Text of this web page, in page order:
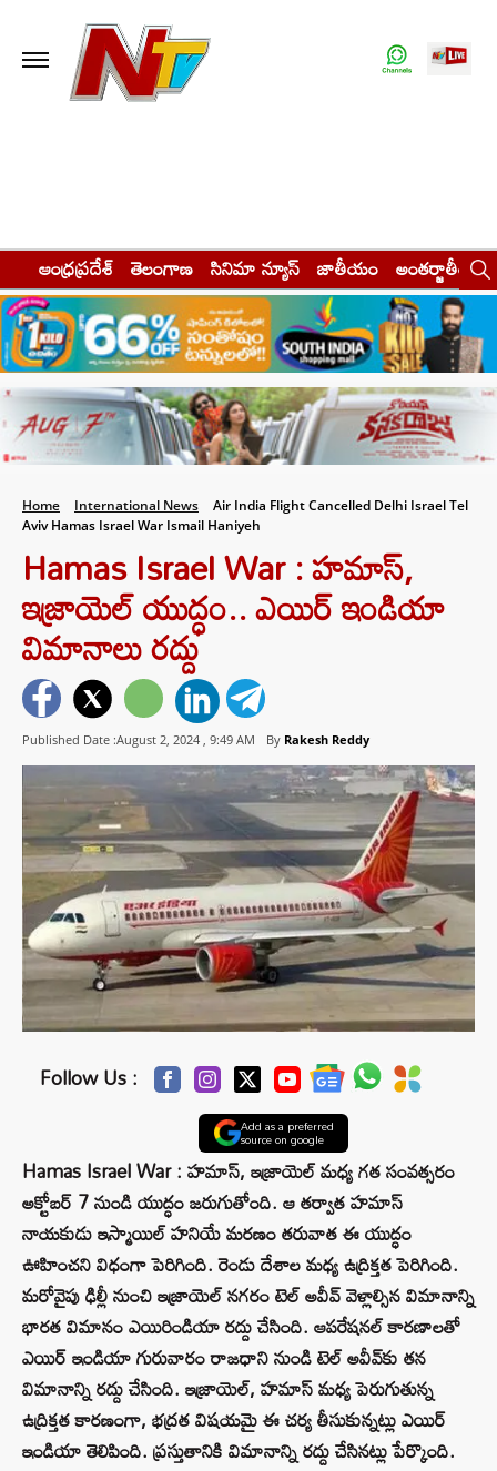
ఆంధ్రప్రదేశ్ తెలంగాణ సినిమా న్యూస్ జాతీయం అంతర్జాతీయం
Home International News
Air India Flight Cancelled Delhi Israel Tel
Aviv Hamas Israel War Ismail Haniyeh
Hamas Israel War : హమాస్,
ఇజ్రాయెల్ యుద్ధం.. ఎయిర్ ఇండియా
విమానాలు రద్దు
Published Date :August 2, 2024 , 9:49 AM By Rakesh Reddy
Follow Us :
Add as a preferred
source on google
Hamas Israel War : హమాస్, ఇజ్రాయెల్ మధ్య గత సంవత్సరం
అక్టోబర్ 7 నుండి యుద్ధం జరుగుతోంది. ఆ తర్వాత హమాస్
నాయకుడు ఇస్మాయిల్ హనియే మరణం తరువాత ఈ యుద్ధం
ఊహించని విధంగా పెరిగింది. రెండు దేశాల మధ్య ఉద్రిక్తత పెరిగింది.
మరోవైపు ఢిల్లీ నుంచి ఇజ్రాయెల్ నగరం టెల్ అవీవ్ వెళ్లాల్సిన విమానాన్ని
భారత విమానం ఎయిరిండియా రద్దు చేసింది. ఆపరేషనల్ కారణాలతో
ఎయిర్ ఇండియా గురువారం రాజధాని నుండి టెల్ అవీవ్‌కు తన
విమానాన్ని రద్దు చేసింది. ఇజ్రాయెల్, హమాస్ మధ్య పెరుగుతున్న
ఉద్రిక్తత కారణంగా, భద్రత విషయమై ఈ చర్య తీసుకున్నట్లు ఎయిర్
ఇండియా తెలిపింది. ప్రస్తుతానికి విమానాన్ని రద్దు చేసినట్లు పేర్కొంది.